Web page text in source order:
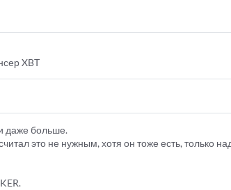
XBT
даже больше.
это не нужным, хотя он тоже есть, только